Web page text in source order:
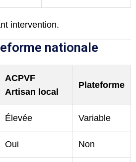
intervention.
nationale
ACPVF
Artisan local
Plateforme
Élevée Variable
Oui Non